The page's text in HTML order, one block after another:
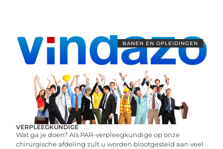
BANEN EN OPLEIDINGEN
VERPLEEGKUNDIGE
Wat ga je doen? Als PAR-verpleegkundige op onze
chirurgische afdeling zult u worden blootgesteld aan veel